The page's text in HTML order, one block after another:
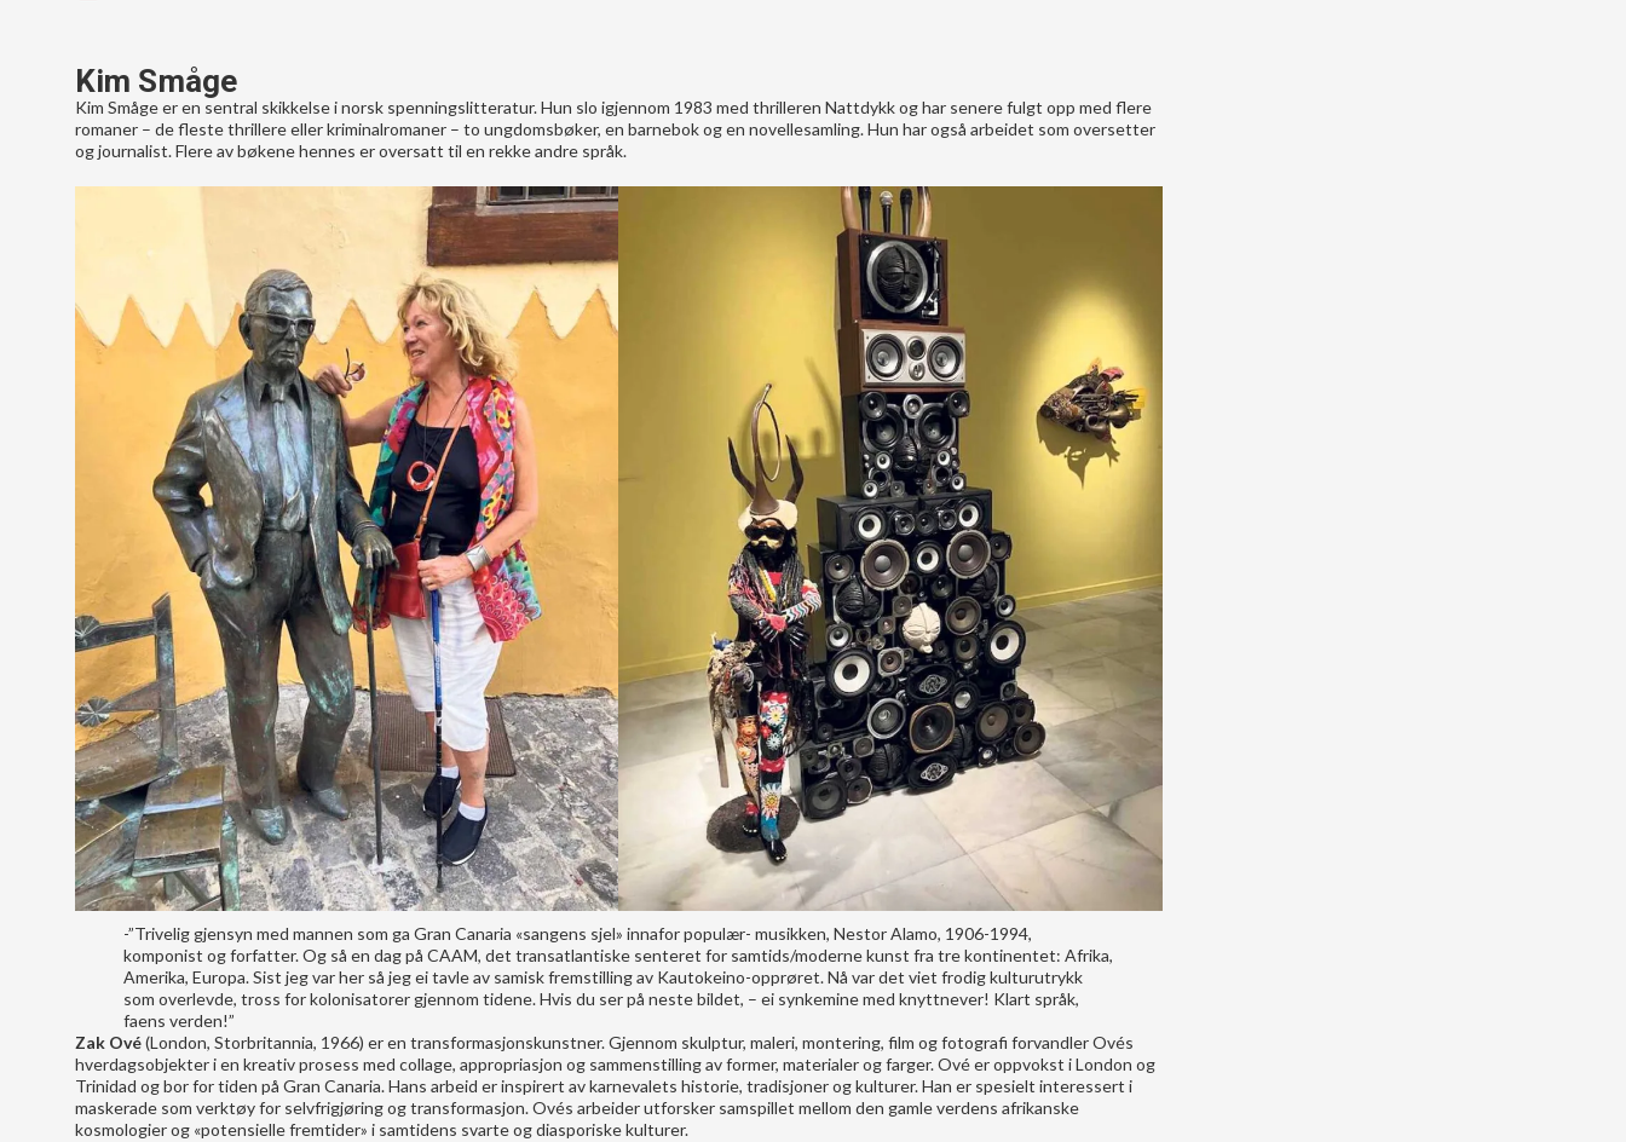
Kim Småge
Kim Småge er en sentral skikkelse i norsk spenningslitteratur. Hun slo igjennom 1983 med thrilleren Nattdykk og har senere fulgt opp med flere
romaner – de fleste thrillere eller kriminalromaner – to ungdomsbøker, en barnebok og en novellesamling. Hun har også arbeidet som oversetter
og journalist. Flere av bøkene hennes er oversatt til en rekke andre språk.
-”Trivelig gjensyn med mannen som ga Gran Canaria «sangens sjel» innafor populær- musikken, Nestor Alamo, 1906-1994,
komponist og forfatter. Og så en dag på CAAM, det transatlantiske senteret for samtids/moderne kunst fra tre kontinentet: Afrika,
Amerika, Europa. Sist jeg var her så jeg ei tavle av samisk fremstilling av Kautokeino-opprøret. Nå var det viet frodig kulturutrykk
som overlevde, tross for kolonisatorer gjennom tidene. Hvis du ser på neste bildet, – ei synkemine med knyttnever! Klart språk,
faens verden!”
Zak Ové(London, Storbritannia, 1966) er en transformasjonskunstner. Gjennom skulptur, maleri, montering, film og fotografi forvandler Ovés
hverdagsobjekter i en kreativ prosess med collage, appropriasjon og sammenstilling av former, materialer og farger. Ové er oppvokst i London og
Trinidad og bor for tiden på Gran Canaria. Hans arbeid er inspirert av karnevalets historie, tradisjoner og kulturer. Han er spesielt interessert i
maskerade som verktøy for selvfrigjøring og transformasjon. Ovés arbeider utforsker samspillet mellom den gamle verdens afrikanske
kosmologier og «potensielle fremtider» i samtidens svarte og diasporiske kulturer.